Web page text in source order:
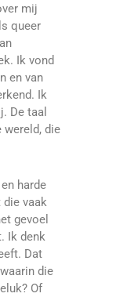
mij
queer
Ik vond
en van
Ik
De taal
die
harde
die vaak
gevoel
Ik denk
Dat
die
Of